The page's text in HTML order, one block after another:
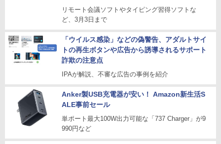
リモート会議ソフトやタイピング習得ソフトな
ど、3月3日まで
「ウイルス感染」などの偽警告、アダルトサイ
トの再生ボタンや広告から誘導されるサポート
詐欺の注意点
IPAが解説、不審な広告の事例を紹介
Anker製USB充電器が安い！ Amazon新生活S
ALE事前セール
単ポート最大100W出力可能な「737 Charger」が9
990円など